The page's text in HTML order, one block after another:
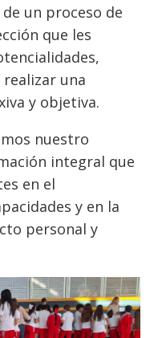
un proceso de
que les
una
y objetiva.
nuestro
integral que
en el
y en la
personal y